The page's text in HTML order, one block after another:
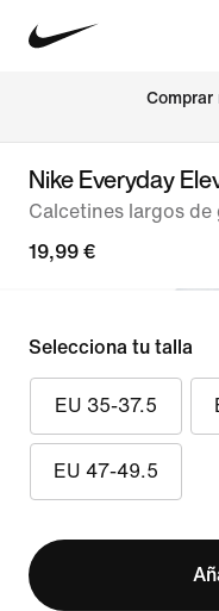
Comprar
Nike Everyday
Calcetines largos de
19,99 €
Selecciona tu talla
EU 35-37.5
EU 47-49.5